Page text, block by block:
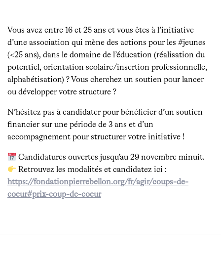
Vous avez entre 16 et 25 ans et vous êtes à l’initiative
d’une association qui mène des actions pour les #jeunes
(<25 ans), dans le domaine de l’éducation (réalisation du
potentiel, orientation scolaire/insertion professionnelle,
alphabétisation) ? Vous cherchez un soutien pour lancer
ou développer votre structure ?
N’hésitez pas à candidater pour bénéficier d’un soutien
financier sur une période de 3 ans et d’un
accompagnement pour structurer votre initiative !
Candidatures ouvertes jusqu’au 29 novembre minuit.
Retrouvez les modalités et candidatez ici :
https://fondationpierrebellon.org/fr/agir/coups-de-
coeur#prix-coup-de-coeur